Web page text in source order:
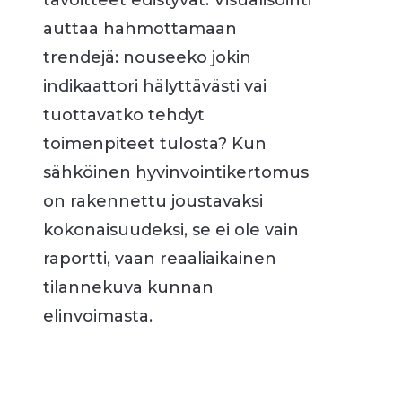
auttaa hahmottamaan
trendejä: nouseeko jokin
indikaattori hälyttävästi vai
tuottavatko tehdyt
toimenpiteet tulosta? Kun
sähköinen hyvinvointikertomus
on rakennettu joustavaksi
kokonaisuudeksi, se ei ole vain
raportti, vaan reaaliaikainen
tilannekuva kunnan
elinvoimasta.